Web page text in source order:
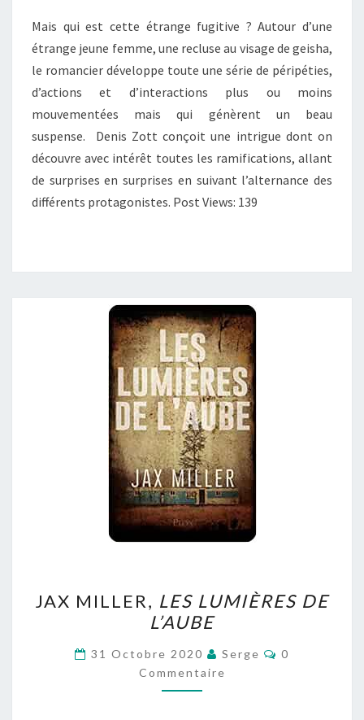
Mais qui est cette étrange fugitive ? Autour d’une
étrange jeune femme, une recluse au visage de geisha,
le romancier développe toute une série de péripéties,
d’actions et d’interactions plus ou moins
mouvementées mais qui génèrent un beau
suspense. Denis Zott conçoit une intrigue dont on
découvre avec intérêt toutes les ramifications, allant
de surprises en surprises en suivant l’alternance des
différents protagonistes. Post Views: 139
MILLER,
LES
LUMIÈRES
DE
L’AUBE
JAX MILLER, LES LUMIÈRES DE
L’AUBE
31 Octobre 2020 Serge
0
Commentaire